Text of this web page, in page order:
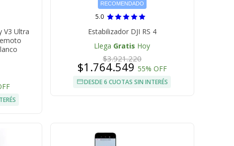
V3 Ultra
RECOMENDADO
5.0
Estabilizador DJI RS 4
Llega Gratis Hoy
$3.921.220
$1.764.549 55% OFF
DESDE 6 CUOTAS SIN INTERÉS